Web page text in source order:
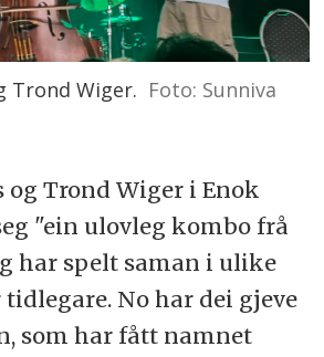
Trond Wiger. Foto: Sunniva
og Trond Wiger i Enok
"ein ulovleg kombo frå
har spelt saman i ulike
No har dei gjeve
som har fått namnet